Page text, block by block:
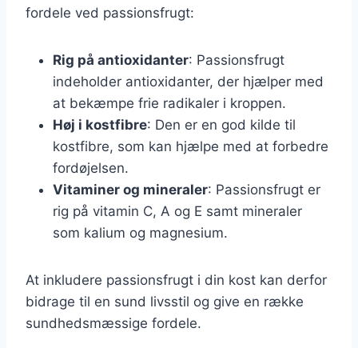
fordele ved passionsfrugt:
Rig på antioxidanter: Passionsfrugt
indeholder antioxidanter, der hjælper med
at bekæmpe frie radikaler i kroppen.
Høj i kostfibre: Den er en god kilde til
kostfibre, som kan hjælpe med at forbedre
fordøjelsen.
Vitaminer og mineraler: Passionsfrugt er
rig på vitamin C, A og E samt mineraler
som kalium og magnesium.
At inkludere passionsfrugt i din kost kan derfor
bidrage til en sund livsstil og give en række
sundhedsmæssige fordele.